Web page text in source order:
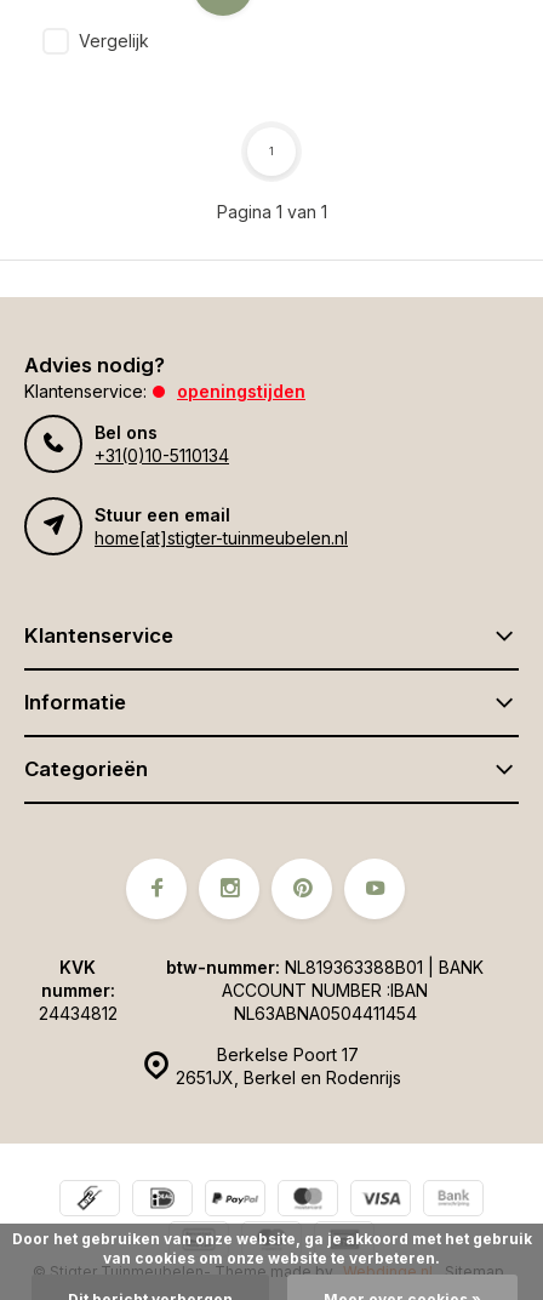
Vergelijk
Pagina 1 van 1
1
Advies nodig?
Klantenservice:
openingstijden
Bel ons
+31(0)10-5110134
Stuur een email
home[at]stigter-tuinmeubelen.nl
Klantenservice
Informatie
Categorieën
Berkelse Poort 17
2651JX, Berkel en Rodenrijs
KVK
nummer:
24434812
btw-nummer: NL819363388B01 | BANK
ACCOUNT NUMBER :IBAN
NL63ABNA0504411454
© Stigter Tuinmeubelen- Theme made by Webdinge.nl Sitemap
Door het gebruiken van onze website, ga je akkoord met het gebruik
van cookies om onze website te verbeteren.